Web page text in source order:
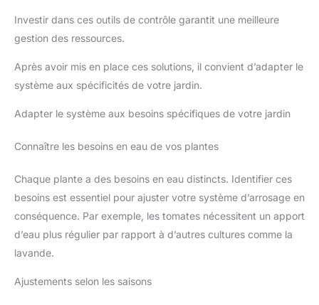
Investir dans ces outils de contrôle garantit une meilleure
gestion des ressources.
Après avoir mis en place ces solutions, il convient d’adapter le
système aux spécificités de votre jardin.
Adapter le système aux besoins spécifiques de votre jardin
Connaître les besoins en eau de vos plantes
Chaque plante a des besoins en eau distincts. Identifier ces
besoins est essentiel pour ajuster votre système d’arrosage en
conséquence. Par exemple, les tomates nécessitent un apport
d’eau plus régulier par rapport à d’autres cultures comme la
lavande.
Ajustements selon les saisons